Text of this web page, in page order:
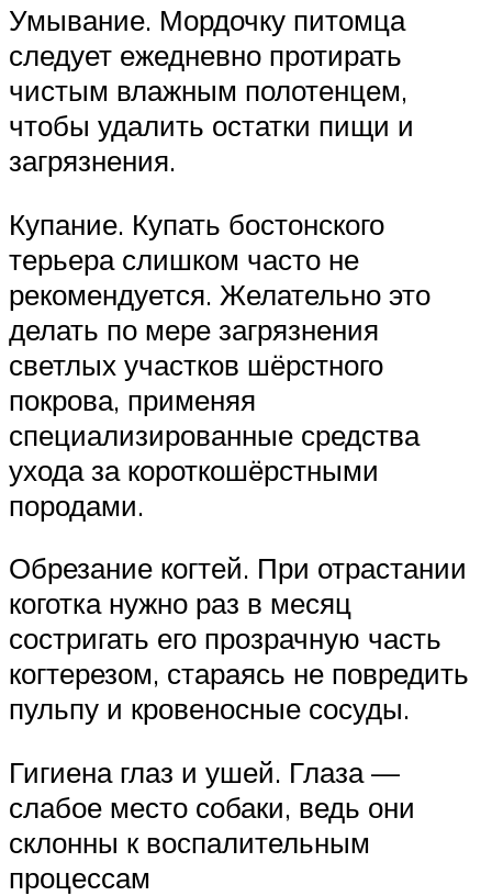
Умывание. Мордочку питомца
следует ежедневно протирать
чистым влажным полотенцем,
чтобы удалить остатки пищи и
загрязнения.
Купание. Купать бостонского
терьера слишком часто не
рекомендуется. Желательно это
делать по мере загрязнения
светлых участков шёрстного
покрова, применяя
специализированные средства
ухода за короткошёрстными
породами.
Обрезание когтей. При отрастании
коготка нужно раз в месяц
состригать его прозрачную часть
когтерезом, стараясь не повредить
пульпу и кровеносные сосуды.
Гигиена глаз и ушей. Глаза —
слабое место собаки, ведь они
склонны к воспалительным
процессам